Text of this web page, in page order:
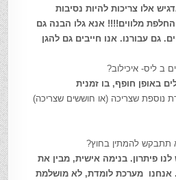
אלו צריכות להיות נסיבות
החלפת מלווים!!!! אנא גלו הבנה גם
גם עבורנו. אנו חייבים גם להגן
ב ליס- איכילוב?
נוספת שצריכה (או חוששים שצריכה)
תתבקש להמתין בחוץ?
פיתרון. בנימה אישית, מבין את
אנחנו מערכת לומדת, לא מושלמת